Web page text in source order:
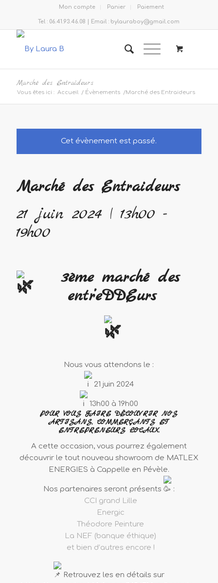
Mon compte Panier Paiement
Tel : 06.41.93.46.08 | Email : bylauraboy@gmail.com
Marché des Entraideurs
Vous êtes ici : Accueil / Évènements /Marché des Entraideurs
Cet évènement est passé.
Marché des Entraideurs
21 juin 2024 | 13h00 -
19h00
3ème marché des
entr’eDDEurs
Nous vous attendons le :
21 juin 2024
13h00 à 19h00
POUR VOUS FAIRE DÉCOUVRIR NOS
ARTISANS, COMMERÇANTS ET
ENTREPRENEURS LOCAUX.
A cette occasion, vous pourrez également
découvrir le tout nouveau showroom de MATLEX
ENERGIES à Cappelle en Pévèle.
Nos partenaires seront présents
:
CCI grand Lille
Energic
Théodore Peinture
La NEF (banque éthique)
et bien d’autres encore !
Retrouvez les en détails sur